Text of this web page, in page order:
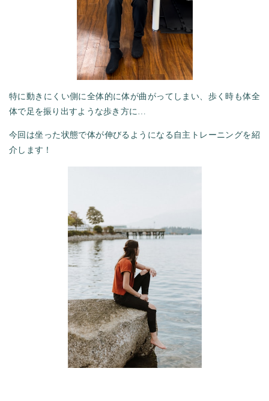
特に動きにくい側に全体的に体が曲がってしまい、歩く時も体全
体で足を振り出すような歩き方に…
今回は坐った状態で体が伸びるようになる自主トレーニングを紹
介します！